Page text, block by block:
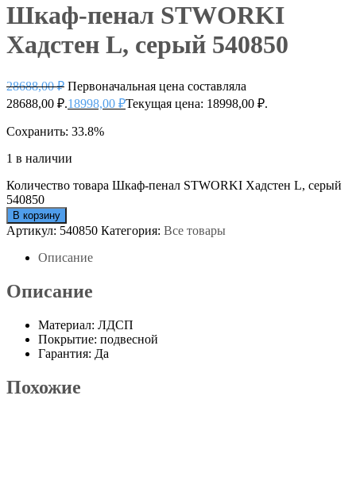
Шкаф-пенал STWORKI
Хадстен L, серый 540850
28688,00₽ Первоначальная цена составляла
28688,00 ₽.18998,00 ₽Текущая цена: 18998,00 ₽.
Сохранить: 33.8%
1 в наличии
Количество товара Шкаф-пенал STWORKI Хадстен L, серый
540850
В корзину
Артикул: 540850 Категория: Все товары
Описание
Описание
Материал: ЛДСП
Покрытие: подвесной
Гарантия: Да
Похожие